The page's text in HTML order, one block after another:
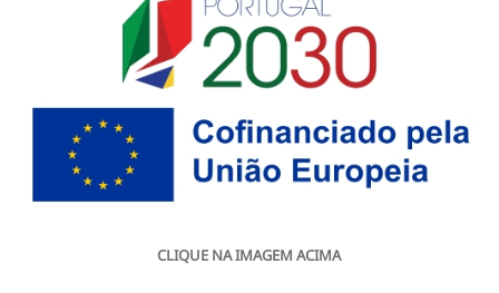
CLIQUE NA IMAGEM ACIMA